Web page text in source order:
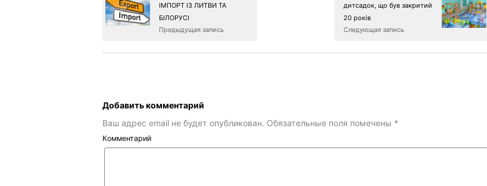
ІМПОРТ ІЗ ЛИТВИ ТА
БІЛОРУСІ
Предыдущая запись
дитсадок, що був закритий
20 років
Следующая запись
Добавить комментарий
Ваш адрес email не будет опубликован. Обязательные поля помечены *
Комментарий